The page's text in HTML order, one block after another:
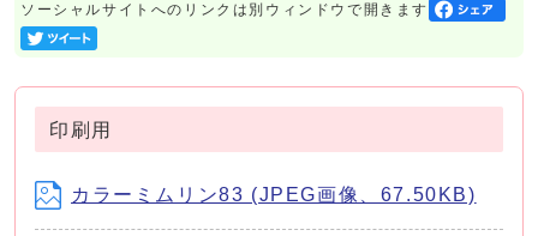
ソーシャルサイトへのリンクは別ウィンドウで開きます
印刷用
カラーミムリン83 (JPEG画像、67.50KB)